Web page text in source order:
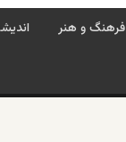
فرهنگ و هنر